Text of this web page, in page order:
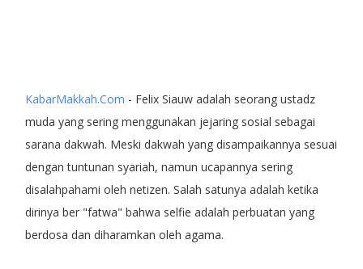
KabarMakkah.Com - Felix Siauw adalah seorang ustadz
muda yang sering menggunakan jejaring sosial sebagai
sarana dakwah. Meski dakwah yang disampaikannya sesuai
dengan tuntunan syariah, namun ucapannya sering
disalahpahami oleh netizen. Salah satunya adalah ketika
dirinya ber "fatwa" bahwa selfie adalah perbuatan yang
berdosa dan diharamkan oleh agama.